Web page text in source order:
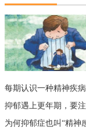
每期认识一种精神疾
抑郁遇上更年期，要
为何抑郁症也叫“精神